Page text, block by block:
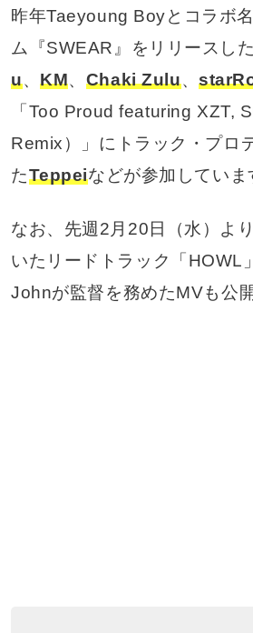
昨年Taeyoung Boyとコラボ
ム『SWEAR』をリリースした
u、KM、 Chaki Zulu、
「Too Proud featuring XZT,
Remix）」にトラック・プロ
たTeppeiなどが参加していま
なお、先週2月20日（水）よ
いたリードトラック「HOWL
Johnが監督を務めたMVも公